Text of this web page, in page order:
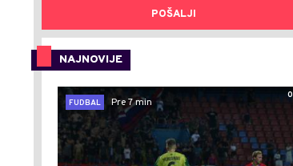
POŠALJI
NAJNOVIJE
0
FUDBAL
Pre 7 min